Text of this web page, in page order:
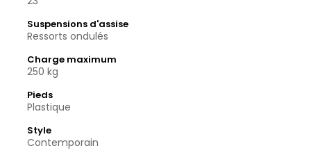
Suspensions d'assise
Ressorts ondulés
Charge maximum
250 kg
Pieds
Plastique
Style
Contemporain